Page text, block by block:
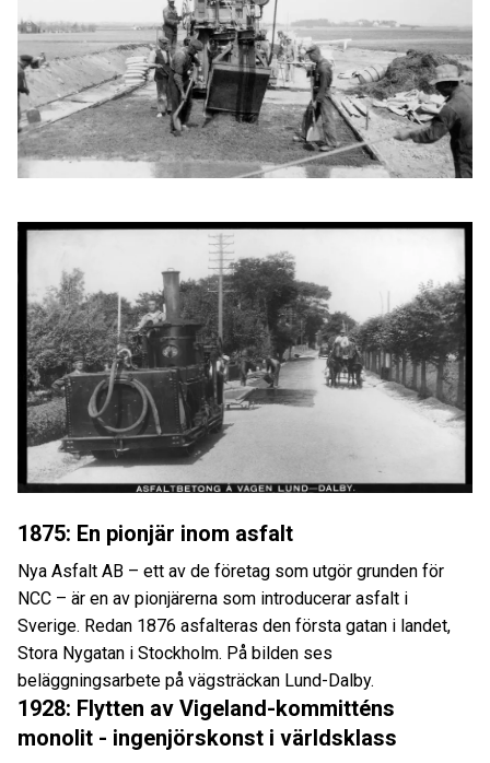
1875: En pionjär inom asfalt
Nya Asfalt AB – ett av de företag som utgör grunden för
NCC – är en av pionjärerna som introducerar asfalt i
Sverige. Redan 1876 asfalteras den första gatan i landet,
Stora Nygatan i Stockholm. På bilden ses
beläggningsarbete på vägsträckan Lund-Dalby.
1928: Flytten av Vigeland-kommitténs
monolit - ingenjörskonst i världsklass